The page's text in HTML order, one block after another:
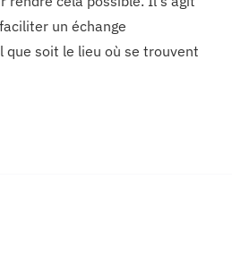
un échange
que soit le lieu où se trouvent